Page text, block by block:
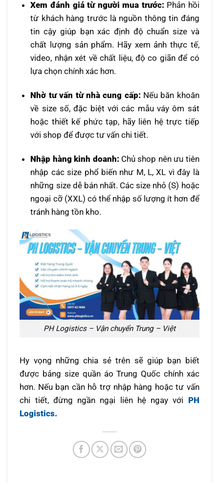
Xem đánh giá từ người mua trước: Phản hồi
từ khách hàng trước là nguồn thông tin đáng
tin cậy giúp bạn xác định độ chuẩn size và
chất lượng sản phẩm. Hãy xem ảnh thực tế,
video, nhận xét về chất liệu, độ co giãn để có
lựa chọn chính xác hơn.
Nhờ tư vấn từ nhà cung cấp: Nếu băn khoăn
về size số, đặc biệt với các mẫu váy ôm sát
hoặc thiết kế phức tạp, hãy liên hệ trực tiếp
với shop để được tư vấn chi tiết.
Nhập hàng kinh doanh: Chủ shop nên ưu tiên
nhập các size phổ biến như M, L, XL vì đây là
những size dễ bán nhất. Các size nhỏ (S) hoặc
ngoại cỡ (XXL) có thể nhập số lượng ít hơn để
tránh hàng tồn kho.
PH Logistics – Vận chuyển Trung – Việt
Hy vọng những chia sẻ trên sẽ giúp bạn biết
được bảng size quần áo Trung Quốc chính xác
hơn. Nếu bạn cần hỗ trợ nhập hàng hoặc tư vấn
chi tiết, đừng ngần ngại liên hệ ngay với PH
Logistics.